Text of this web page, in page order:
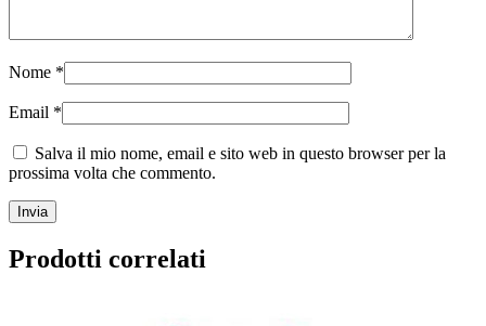
Nome *
Email *
Salva il mio nome, email e sito web in questo browser per la
prossima volta che commento.
Prodotti correlati